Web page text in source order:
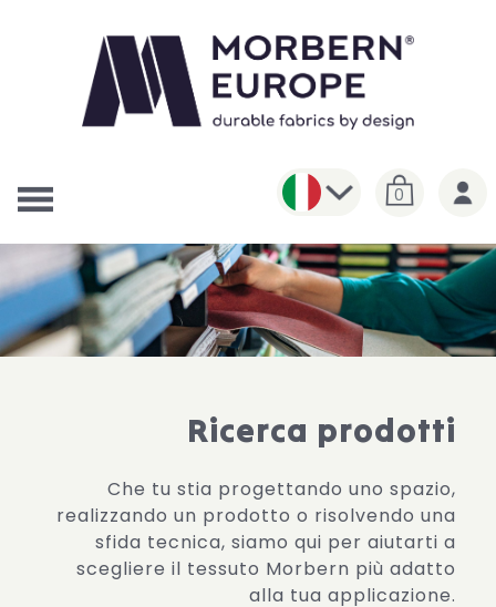
0
Ricerca prodotti
Che tu stia progettando uno spazio,
realizzando un prodotto o risolvendo una
sfida tecnica, siamo qui per aiutarti a
scegliere il tessuto Morbern più adatto
alla tua applicazione.